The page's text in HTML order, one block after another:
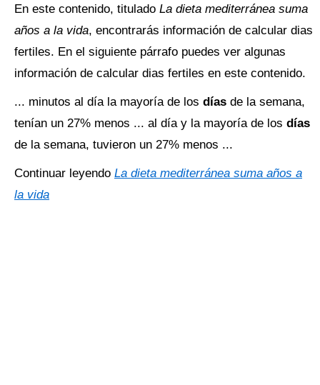
En este contenido, titulado La dieta mediterránea suma
años a la vida, encontrarás información de calcular dias
fertiles. En el siguiente párrafo puedes ver algunas
información de calcular dias fertiles en este contenido.
... minutos al día la mayoría de los días de la semana,
tenían un 27% menos ... al día y la mayoría de los días
de la semana, tuvieron un 27% menos ...
Continuar leyendo La dieta mediterránea suma años a
la vida